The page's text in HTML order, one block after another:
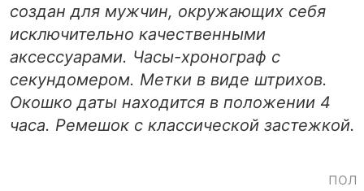
создан для мужчин, окружающих себя
исключительно качественными
аксессуарами. Часы-хронограф с
секундомером. Метки в виде штрихов.
Окошко даты находится в положении 4
часа. Ремешок с классической застежкой.
пол